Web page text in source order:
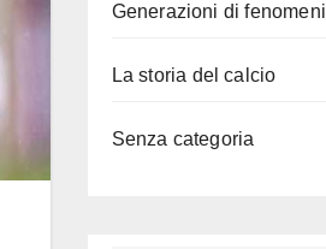
Generazioni di fenomeni
La storia del calcio
Senza categoria